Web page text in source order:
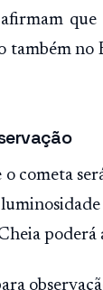
também
cometa